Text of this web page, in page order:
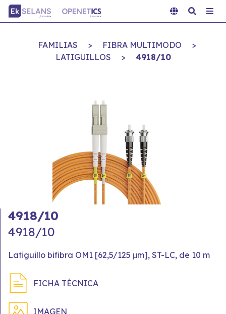
FAMILIAS > FIBRA MULTIMODO
>
LATIGUILLOS
> 4918/10
4918/10
4918/10
Latiguillo bifibra OM1 [62,5/125 μm], ST-LC, de 10 m
FICHA TÉCNICA
IMAGEN